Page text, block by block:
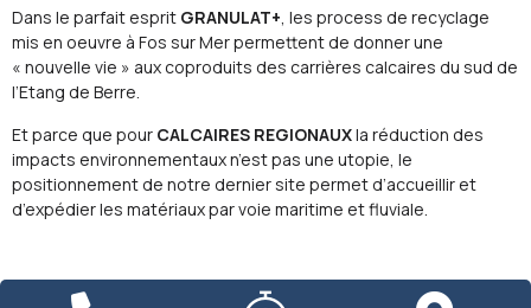
Dans le parfait esprit GRANULAT+, les process de recyclage
mis en oeuvre à Fos sur Mer permettent de donner une
« nouvelle vie » aux coproduits des carrières calcaires du sud de
l’Etang de Berre.
Et parce que pour CALCAIRES REGIONAUXla réduction des
impacts environnementaux n’est pas une utopie, le
positionnement de notre dernier site permet d’accueillir et
d’expédier les matériaux par voie maritime et fluviale.